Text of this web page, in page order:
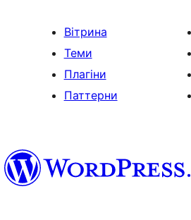
Вітрина
Теми
Плагіни
Паттерни